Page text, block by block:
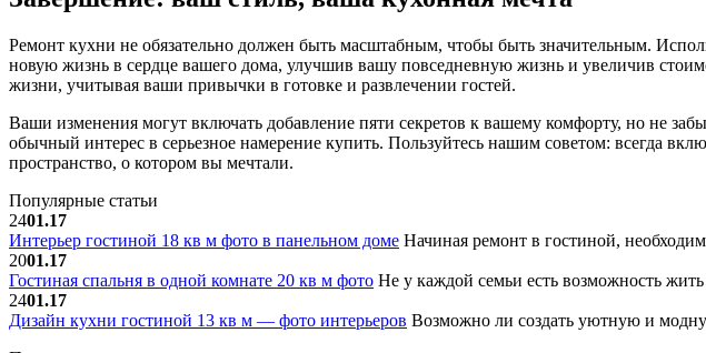
Ремонт кухни не обязательно должен быть масштабным, чтобы быть значительным.
новую жизнь в сердце вашего дома, улучшив вашу повседневную жизнь и увеличив
жизни, учитывая ваши привычки в готовке и развлечении гостей.
Ваши изменения могут включать добавление пяти секретов к вашему комфорту, но не
обычный интерес в серьезное намерение купить. Пользуйтесь нашим советом: всегда
пространство, о котором вы мечтали.
Популярные статьи
2401.17
Интерьер гостиной 18 кв м фото в панельном доме Начиная ремонт в гостиной,
2001.17
Гостиная спальня в одной комнате 20 кв м фото Не у каждой семьи есть возможность
2401.17
Дизайн кухни гостиной 13 кв м — фото интерьеров Возможно ли создать уютную и